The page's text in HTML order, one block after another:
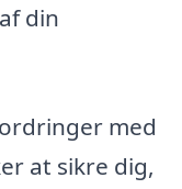
din
med
at sikre dig,